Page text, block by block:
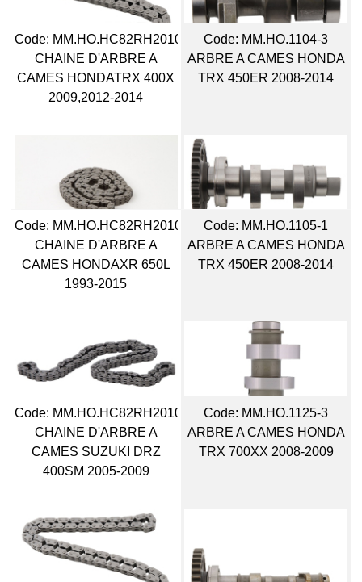
Code: MM.HO.HC82RH2010112
CHAINE D'ARBRE A
CAMES HONDATRX 400X
2009,2012-2014
Code: MM.HO.1104-3
ARBRE A CAMES HONDA
TRX 450ER 2008-2014
Code: MM.HO.HC82RH2010118
CHAINE D'ARBRE A
CAMES HONDAXR 650L
1993-2015
Code: MM.HO.1105-1
ARBRE A CAMES HONDA
TRX 450ER 2008-2014
Code: MM.HO.HC82RH2010128
CHAINE D'ARBRE A
CAMES SUZUKI DRZ
400SM 2005-2009
Code: MM.HO.1125-3
ARBRE A CAMES HONDA
TRX 700XX 2008-2009